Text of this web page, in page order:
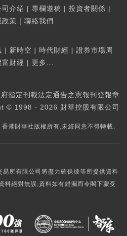
司介紹 | 專欄邀稿 | 投資者關係 |
政策 | 聯絡我們
| 新時空 | 時代財經 | 證券市場周
富財經 | 更多...
指定刊載法定通告之憲報刊登報章
© 1998 - 2026 財華控股有限公司
香港財華社版權所有,未經同意不得轉載。
所有限公司將盡力確保彼等所提供資料
料絕對無誤,資料如有錯漏而令閣下蒙受